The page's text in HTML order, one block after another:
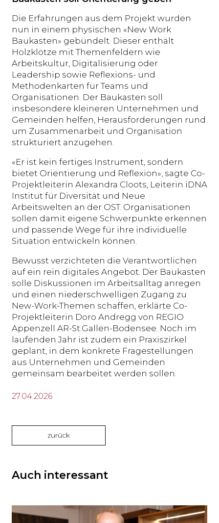
Die Erfahrungen aus dem Projekt wurden
nun in einem physischen «New Work
Baukasten» gebündelt. Dieser enthält
Holzklötze mit Themenfeldern wie
Arbeitskultur, Digitalisierung oder
Leadership sowie Reflexions- und
Methodenkarten für Teams und
Organisationen. Der Baukasten soll
insbesondere kleineren Unternehmen und
Gemeinden helfen, Herausforderungen rund
um Zusammenarbeit und Organisation
strukturiert anzugehen.
«Er ist kein fertiges Instrument, sondern
bietet Orientierung und Reflexion», sagte Co-
Projektleiterin Alexandra Cloots, Leiterin iDNA
Institut für Diversität und Neue
Arbeitswelten an der OST. Organisationen
sollen damit eigene Schwerpunkte erkennen
und passende Wege für ihre individuelle
Situation entwickeln können.
Bewusst verzichteten die Verantwortlichen
auf ein rein digitales Angebot. Der Baukasten
solle Diskussionen im Arbeitsalltag anregen
und einen niederschwelligen Zugang zu
New-Work-Themen schaffen, erklärte Co-
Projektleiterin Doro Andregg von REGIO
Appenzell AR-St.Gallen-Bodensee. Noch im
laufenden Jahr ist zudem ein Praxiszirkel
geplant, in dem konkrete Fragestellungen
aus Unternehmen und Gemeinden
gemeinsam bearbeitet werden sollen.
27.04.2026
zurück
Auch interessant